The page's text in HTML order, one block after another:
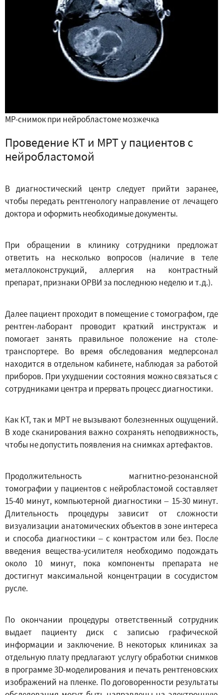
МР-снимок при нейробластоме мозжечка
Проведение КТ и МРТ у пациентов с
нейробластомой
В диагностический центр следует прийти заранее,
чтобы передать рентгенологу направление от лечащего
доктора и оформить необходимые документы.
При обращении в клинику сотрудники предложат
ответить на несколько вопросов (наличие в теле
металлоконструкций, аллергия на контрастный
препарат, признаки ОРВИ за последнюю неделю и т.д.).
Далее пациент проходит в помещение с томографом, где
рентген-лаборант проводит краткий инструктаж и
помогает занять правильное положение на столе-
транспортере. Во время обследования медперсонал
находится в отдельном кабинете, наблюдая за работой
приборов. При ухудшении состояния можно связаться с
сотрудниками центра и прервать процесс диагностики.
Как КТ, так и МРТ не вызывают болезненных ощущений.
В ходе сканирования важно сохранять неподвижность,
чтобы не допустить появления на снимках артефактов.
Продолжительность магнитно-резонансной
томографии у пациентов с нейробластомой составляет
15-40 минут, компьютерной диагностики – 15-30 минут.
Длительность процедуры зависит от сложности
визуализации анатомических объектов в зоне интереса
и способа диагностики – с контрастом или без. После
введения вещества-усилителя необходимо подождать
около 10 минут, пока компоненты препарата не
достигнут максимальной концентрации в сосудистом
русле.
По окончании процедуры ответственный сотрудник
выдает пациенту диск с записью графической
информации и заключение. В некоторых клиниках за
отдельную плату предлагают услугу обработки снимков
в программе 3D-моделирования и печать рентгеновских
изображений на пленке. По договоренности результаты